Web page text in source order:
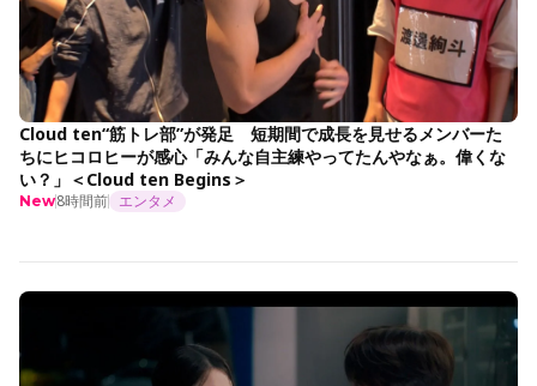
Cloud ten“筋トレ部”が発足 短期間で成長を見せるメンバーた
ちにヒコロヒーが感心「みんな自主練やってたんやなぁ。偉くな
い？」＜Cloud ten Begins＞
New8時間前 エンタメ